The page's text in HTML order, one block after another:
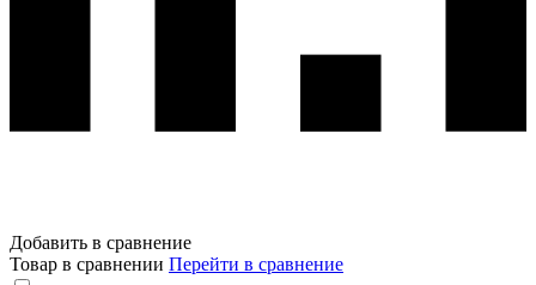
Добавить в сравнение
Товар в сравнении Перейти в сравнение